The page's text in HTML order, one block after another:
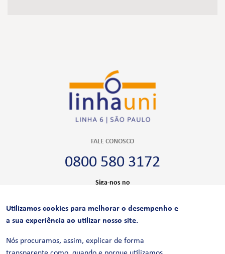
FALE CONOSCO
0800 580 3172
Siga-nos no
CERTIFICAÇÕES
Utilizamos cookies para melhorar o desempenho e
a sua experiência ao utilizar nosso site.
Nós procuramos, assim, explicar de forma